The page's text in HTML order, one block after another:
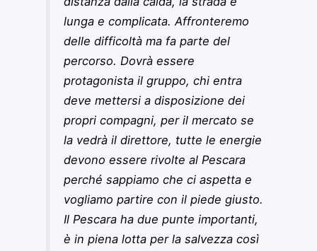
lunga e complicata. Affronteremo
delle difficoltà ma fa parte del
percorso. Dovrà essere
protagonista il gruppo, chi entra
deve mettersi a disposizione dei
propri compagni, per il mercato se
la vedrà il direttore, tutte le energie
devono essere rivolte al Pescara
perché sappiamo che ci aspetta e
vogliamo partire con il piede giusto.
Il Pescara ha due punte importanti,
è in piena lotta per la salvezza così